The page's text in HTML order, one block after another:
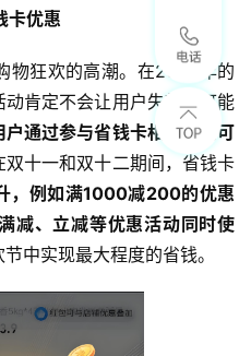
卡优惠
物狂欢的高潮。在2024年的
肯定不会让用户失望。可能
通过参与省钱卡相关活动可
双十一和双十二期间，省钱卡
，例如满1000减200的优惠
减、立减等优惠活动同时使
中实现最大程度的省钱。